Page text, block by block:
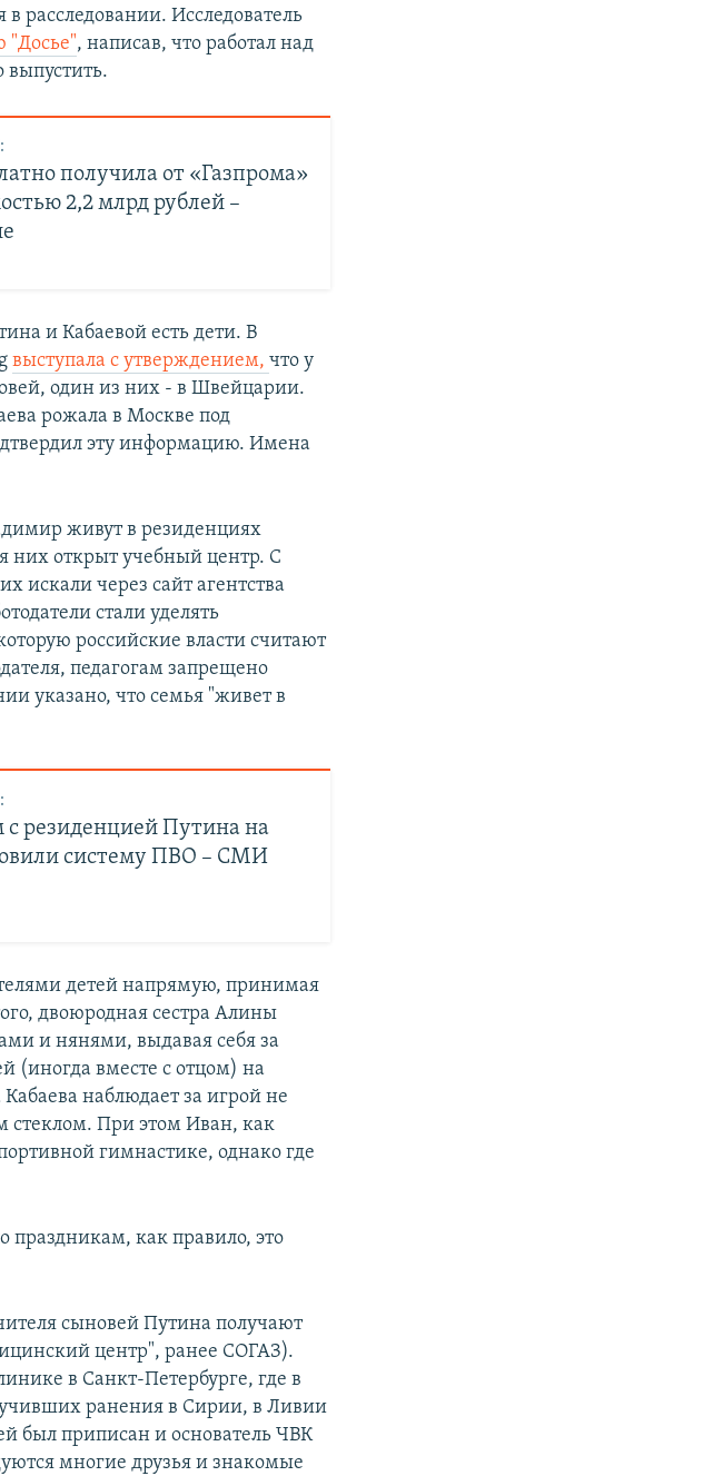
расследовании. Исследователь
"Досье", написав, что работал над
выпустить.
получила от «Газпрома»
2,2 млрд рублей –
и Кабаевой есть дети. В
выступала с утверждением,что у
один из них - в Швейцарии.
рожала в Москве под
эту информацию. Имена
живут в резиденциях
них открыт учебный центр. С
искали через сайт агентства
стали уделять
российские власти считают
педагогам запрещено
указано, что семья "живет в
с резиденцией Путина на
систему ПВО – СМИ
детей напрямую, принимая
двоюродная сестра Алины
и нянями, выдавая себя за
(иногда вместе с отцом) на
наблюдает за игрой не
стеклом. При этом Иван, как
гимнастике, однако где
праздникам, как правило, это
сыновей Путина получают
центр", ранее СОГАЗ).
в Санкт-Петербурге, где в
ранения в Сирии, в Ливии
был приписан и основатель ЧВК
многие друзья и знакомые